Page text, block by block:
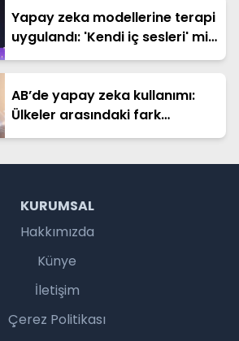
Yapay zeka modellerine terapi
uygulandı: 'Kendi iç sesleri' mi
var?
AB’de yapay zeka kullanımı:
Ülkeler arasındaki fark
büyüyor
KURUMSAL
Hakkımızda
Künye
İletişim
Çerez Politikası